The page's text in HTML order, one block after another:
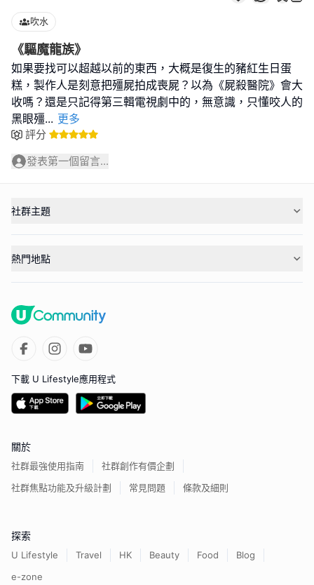
吹水
《驅魔龍族》
如果要找可以超越以前的東西，大概是復生的豬紅生日蛋
糕，製作人是刻意把殭屍拍成喪屍？以為《屍殺醫院》會大
收嗎？還是只記得第三輯電視劇中的，無意識，只懂咬人的
黑眼殭... 更多
評分
發表第一個留言...
社群主題
熱門地點
下載 U Lifestyle應用程式
關於
社群最強使用指南
社群創作有價企劃
社群焦點功能及升級計劃
常見問題 條款及細則
探索
U Lifestyle Travel HK Beauty Food
Blog
e-zone